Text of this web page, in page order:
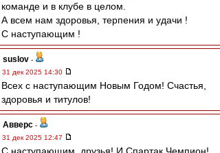
команде и в клубе в целом.
А всем нам здоровья, терпения и удачи !
С наступающим !
suslov -
31 дек 2025 14:30
Всех с наступающим Новым Годом! Счастья,
здоровья и титулов!
Авверс -
31 дек 2025 12:47